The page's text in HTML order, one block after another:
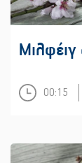
00:15